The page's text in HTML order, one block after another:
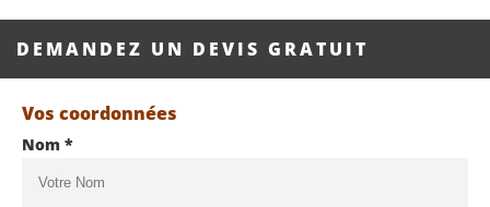
DEMANDEZ UN DEVIS GRATUIT
Vos coordonnées
Nom *